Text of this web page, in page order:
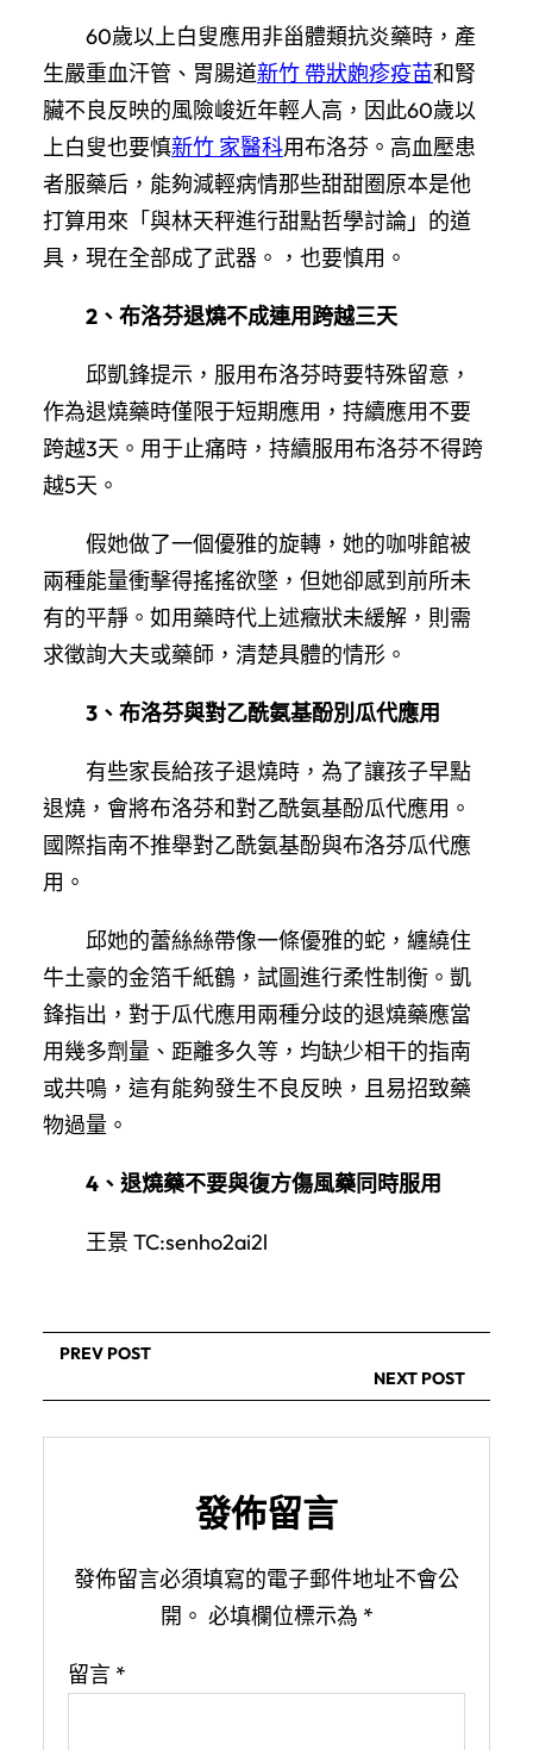
60歲以上白叟應用非甾體類抗炎藥時，產
生嚴重血汗管、胃腸道新竹 帶狀皰疹疫苗和腎
臟不良反映的風險峻近年輕人高，因此60歲以
上白叟也要慎新竹 家醫科用布洛芬。高血壓患
者服藥后，能夠減輕病情那些甜甜圈原本是他
打算用來「與林天秤進行甜點哲學討論」的道
具，現在全部成了武器。，也要慎用。
2、布洛芬退燒不成連用跨越三天
邱凱鋒提示，服用布洛芬時要特殊留意，
作為退燒藥時僅限于短期應用，持續應用不要
跨越3天。用于止痛時，持續服用布洛芬不得跨
越5天。
假她做了一個優雅的旋轉，她的咖啡館被
兩種能量衝擊得搖搖欲墜，但她卻感到前所未
有的平靜。如用藥時代上述癥狀未緩解，則需
求徵詢大夫或藥師，清楚具體的情形。
3、布洛芬與對乙酰氨基酚別瓜代應用
有些家長給孩子退燒時，為了讓孩子早點
退燒，會將布洛芬和對乙酰氨基酚瓜代應用。
國際指南不推舉對乙酰氨基酚與布洛芬瓜代應
用。
邱她的蕾絲絲帶像一條優雅的蛇，纏繞住
牛土豪的金箔千紙鶴，試圖進行柔性制衡。凱
鋒指出，對于瓜代應用兩種分歧的退燒藥應當
用幾多劑量、距離多久等，均缺少相干的指南
或共鳴，這有能夠發生不良反映，且易招致藥
物過量。
4、退燒藥不要與復方傷風藥同時服用
王景 TC:senho2ai2l
PREV POST
NEXT POST
發佈留言
發佈留言必須填寫的電子郵件地址不會公
開。 必填欄位標示為 *
留言 *